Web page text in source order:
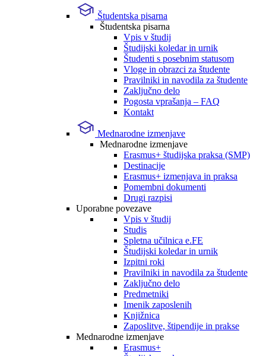
Študentska pisarna
Študentska pisarna
Vpis v študij
Študijski koledar in urnik
Študenti s posebnim statusom
Vloge in obrazci za študente
Pravilniki in navodila za študente
Zaključno delo
Pogosta vprašanja – FAQ
Kontakt
Mednarodne izmenjave
Mednarodne izmenjave
Erasmus+ študijska praksa (SMP)
Destinacije
Erasmus+ izmenjava in praksa
Pomembni dokumenti
Drugi razpisi
Uporabne povezave
Vpis v študij
Studis
Spletna učilnica e.FE
Študijski koledar in urnik
Izpitni roki
Pravilniki in navodila za študente
Zaključno delo
Predmetniki
Imenik zaposlenih
Knjižnica
Zaposlitve, štipendije in prakse
Mednarodne izmenjave
Erasmus+